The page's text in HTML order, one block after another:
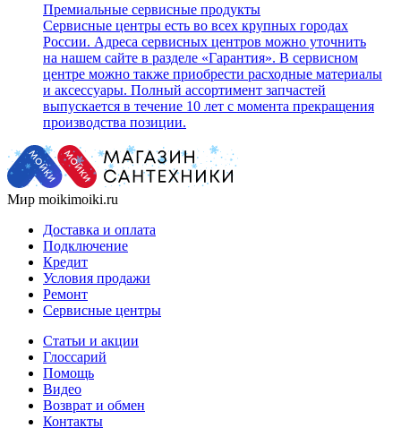
Премиальные сервисные продукты
Сервисные центры есть во всех крупных городах
России. Адреса сервисных центров можно уточнить
на нашем сайте в разделе «Гарантия». В сервисном
центре можно также приобрести расходные материалы
и аксессуары. Полный ассортимент запчастей
выпускается в течение 10 лет с момента прекращения
производства позиции.
Мир moikimoiki.ru
Доставка и оплата
Подключение
Кредит
Условия продажи
Ремонт
Сервисные центры
Статьи и акции
Глоссарий
Помощь
Видео
Возврат и обмен
Контакты